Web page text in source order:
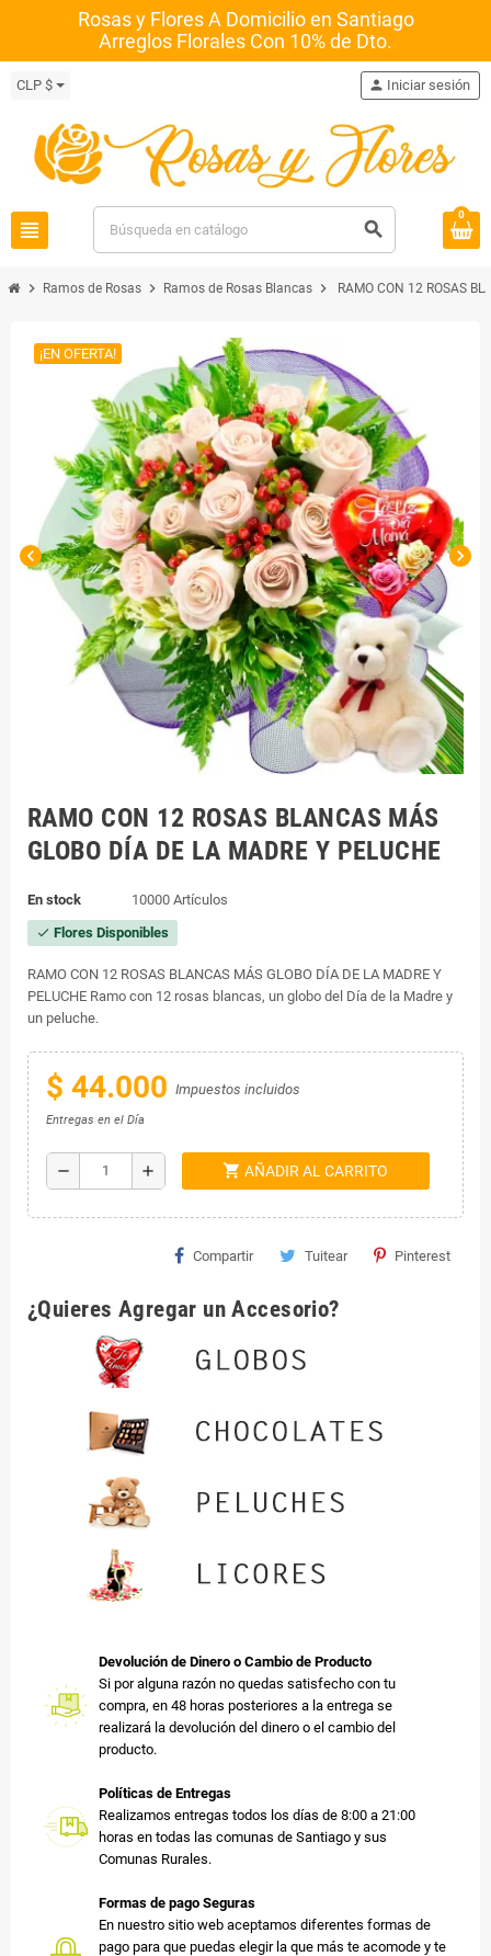
Rosas y Flores A Domicilio en Santiago
Arreglos Florales Con 10% de Dto.
CLP $
view_headline search
person Iniciar sesión
0
chevron_right Ramos de Rosas chevron_right Ramos de Rosas Blancas chevron_right RAMO CON 12 ROSAS
chevron_left chevron_right
¡EN OFERTA!
RAMO CON 12 ROSAS BLANCAS MÁS
GLOBO DÍA DE LA MADRE Y PELUCHE
En stock 10000 Artículos
check Flores Disponibles
RAMO CON 12 ROSAS BLANCAS MÁS GLOBO DÍA DE LA MADRE Y
PELUCHE Ramo con 12 rosas blancas, un globo del Día de la Madre y
un peluche.
$ 44.000 Impuestos incluidos
Entregas en el Día
remove add shopping_cart AÑADIR AL CARRITO
Compartir Tuitear Pinterest
¿Quieres Agregar un Accesorio?
Devolución de Dinero o Cambio de Producto
Si por alguna razón no quedas satisfecho con tu
compra, en 48 horas posteriores a la entrega se
realizará la devolución del dinero o el cambio del
producto.
Políticas de Entregas
Realizamos entregas todos los días de 8:00 a 21:00
horas en todas las comunas de Santiago y sus
Comunas Rurales.
Formas de pago Seguras
En nuestro sitio web aceptamos diferentes formas de
pago para que puedas elegir la que más te acomode y te